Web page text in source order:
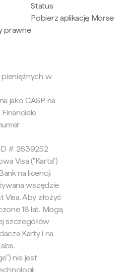
prawne
Status
Pobierz aplikację Morse
pieniężnych w
jako CASP na
ID # 2639252
Visa ("Karta")
na licencji
wszędzie
Aby złożyć
18 lat. Mogą
szczegółów
Karty i na
nie jest